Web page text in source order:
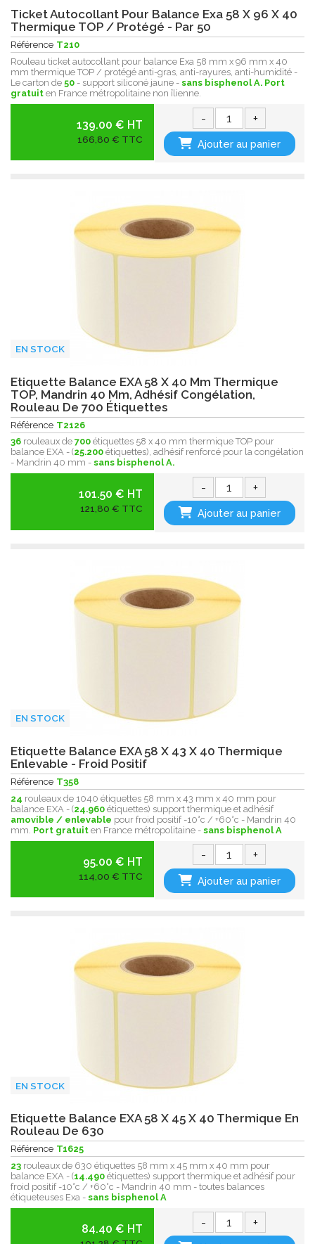
Ticket Autocollant Pour Balance Exa 58 X 96 X 40
Thermique TOP / Protégé - Par 50
Référence T210
Rouleau ticket autocollant pour balance Exa 58 mm x 96 mm x 40
mm thermique TOP / protégé anti-gras, anti-rayures, anti-humidité -
Le carton de 50 - support siliconé jaune - sans bisphenol A. Port
gratuit en France métropolitaine non îlienne.
139.00 € HT
166,80 € TTC
- +
Ajouter au panier
EN STOCK
Etiquette Balance EXA 58 X 40 Mm Thermique
TOP, Mandrin 40 Mm, Adhésif Congélation,
Rouleau De 700 Étiquettes
Référence T2126
36 rouleaux de 700 étiquettes 58 x 40 mm thermique TOP pour
balance EXA - (25.200 étiquettes), adhésif renforcé pour la congélation
- Mandrin 40 mm - sans bisphenol A.
101.50 € HT
121,80 € TTC
- +
Ajouter au panier
EN STOCK
Etiquette Balance EXA 58 X 43 X 40 Thermique
Enlevable - Froid Positif
Référence T358
24 rouleaux de 1040 étiquettes 58 mm x 43 mm x 40 mm pour
balance EXA - (24.960 étiquettes) support thermique et adhésif
amovible / enlevable pour froid positif -10°c / +60°c - Mandrin 40
mm. Port gratuit en France métropolitaine - sans bisphenol A
95.00 € HT
114,00 € TTC
- +
Ajouter au panier
EN STOCK
Etiquette Balance EXA 58 X 45 X 40 Thermique En
Rouleau De 630
Référence T1625
23 rouleaux de 630 étiquettes 58 mm x 45 mm x 40 mm pour
balance EXA - (14.490 étiquettes) support thermique et adhésif pour
froid positif -10°c / +60°c - Mandrin 40 mm - toutes balances
étiqueteuses Exa - sans bisphenol A
84.40 € HT - +